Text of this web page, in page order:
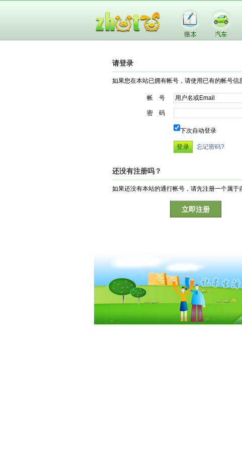
请登录
如果您在本站已拥有帐号，请使用已有的帐号信
帐 号
密 码
下次自动登录
忘记密码?
还没有注册吗？
如果还没有本站的通行帐号，请先注册一个属于
立即注册